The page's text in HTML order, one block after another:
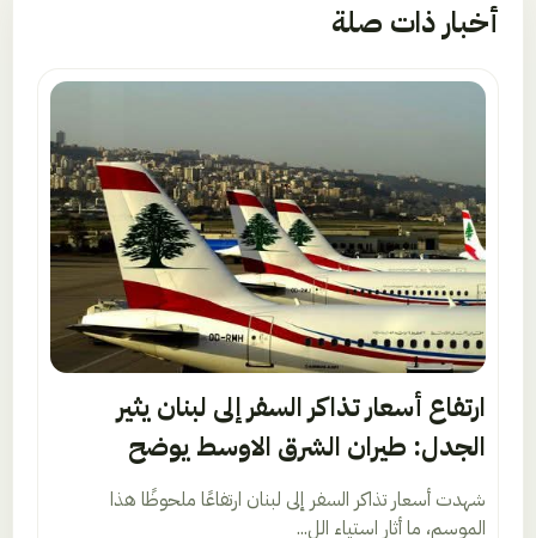
أخبار ذات صلة
ارتفاع أسعار تذاكر السفر إلى لبنان يثير
الجدل: طيران الشرق الاوسط يوضح
شهدت أسعار تذاكر السفر إلى لبنان ارتفاعًا ملحوظًا هذا
الموسم، ما أثار استياء الل...